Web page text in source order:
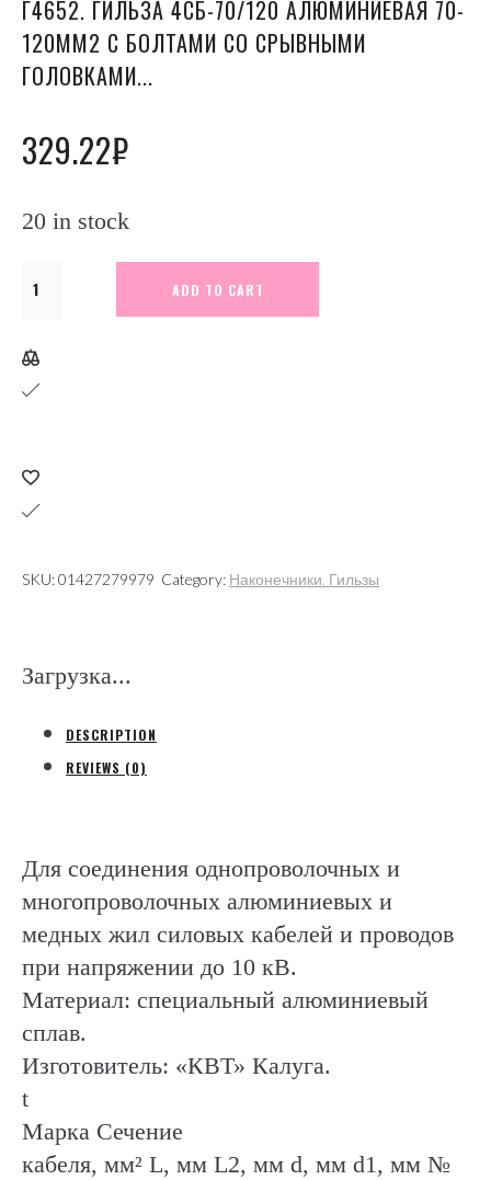
Г4652. ГИЛЬЗА 4СБ-70/120 АЛЮМИНИЕВАЯ 70-
120ММ2 С БОЛТАМИ СО СРЫВНЫМИ
ГОЛОВКАМИ...
329.22₽
20 in stock
Г4652.
4СБ-70/120
с
болтами
срывными
Калуга)
ADD TO CART
SKU:01427279979 Category: Наконечники. Гильзы
Загрузка...
DESCRIPTION
REVIEWS (0)
Для соединения однопроволочных и
многопроволочных алюминиевых и
медных жил силовых кабелей и проводов
при напряжении до 10 кВ.
Материал: специальный алюминиевый
сплав.
Изготовитель: «КВТ» Калуга.
t
Марка Сечение
кабеля, мм² L, мм L2, мм d, мм d1, мм №